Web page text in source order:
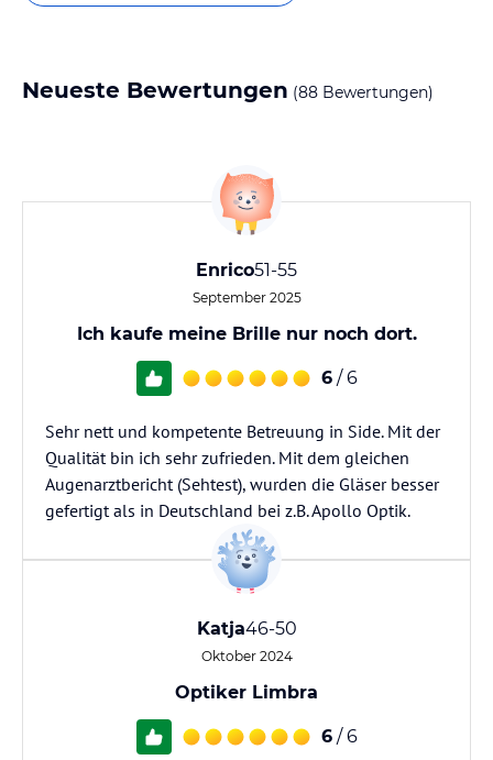
Neueste Bewertungen (88 Bewertungen)
Enrico51-55
September 2025
Ich kaufe meine Brille nur noch dort.
6 / 6
Sehr nett und kompetente Betreuung in Side. Mit der
Qualität bin ich sehr zufrieden. Mit dem gleichen
Augenarztbericht (Sehtest), wurden die Gläser besser
Katja46-50
Oktober 2024
Optiker Limbra
6 / 6